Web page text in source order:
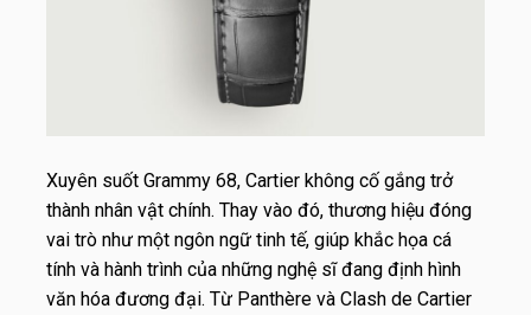
Xuyên suốt Grammy 68, Cartier không cố gắng trở
thành nhân vật chính. Thay vào đó, thương hiệu đóng
vai trò như một ngôn ngữ tinh tế, giúp khắc họa cá
tính và hành trình của những nghệ sĩ đang định hình
văn hóa đương đại. Từ Panthère và Clash de Cartier